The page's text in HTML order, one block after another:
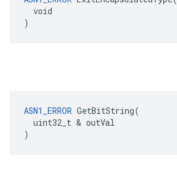
  void
)
ASN1_ERROR GetBitString(
  uint32_t & outVal
)